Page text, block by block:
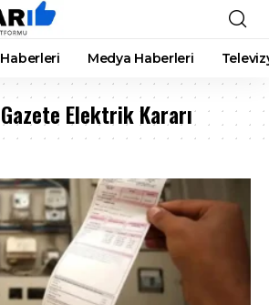
Medya Haberleri
Elektrik Kararı